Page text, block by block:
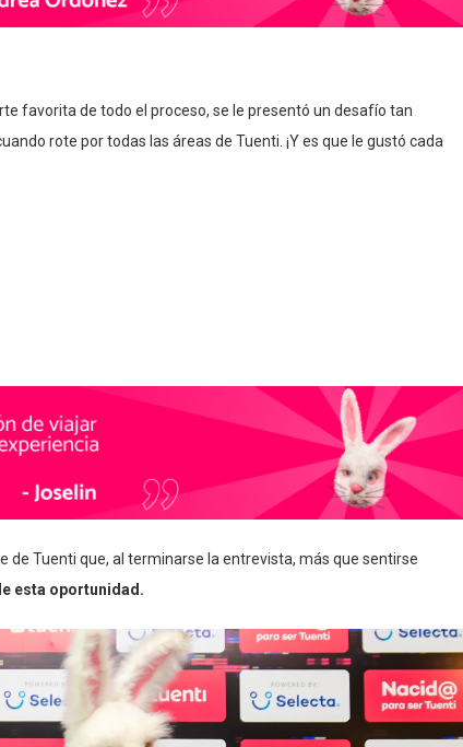
favorita de todo el proceso, se le presentó un desafío tan
rote por todas las áreas de Tuenti. ¡Y es que le gustó cada
de Tuenti que, al terminarse la entrevista, más que sentirse
esta oportunidad.